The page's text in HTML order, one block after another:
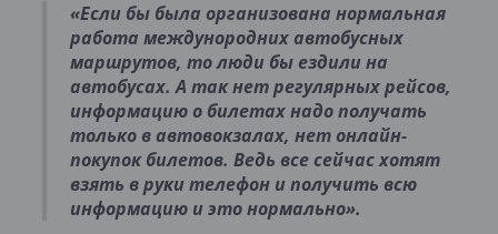
«Если бы была организована нормальная
работа междунородних автобусных
маршрутов, то люди бы ездили на
автобусах. А так нет регулярных рейсов,
информацию о билетах надо получать
только в автовокзалах, нет онлайн-
покупок билетов. Ведь все сейчас хотят
взять в руки телефон и получить всю
информацию и это нормально».